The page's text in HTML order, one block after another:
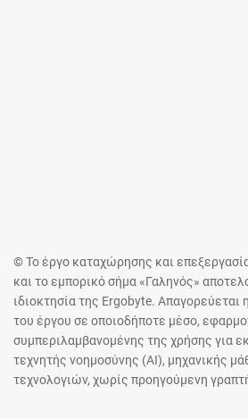
© Το έργο καταχώρησης και
και το εμπορικό σήμα «Γαληνός»
ιδιοκτησία της Ergobyte.
του έργου σε οποιοδήποτε μέσο,
συμπεριλαμβανομένης της χρήσης για
τεχνητής νοημοσύνης (AI), μηχανικής
τεχνολογιών, χωρίς προηγούμενη